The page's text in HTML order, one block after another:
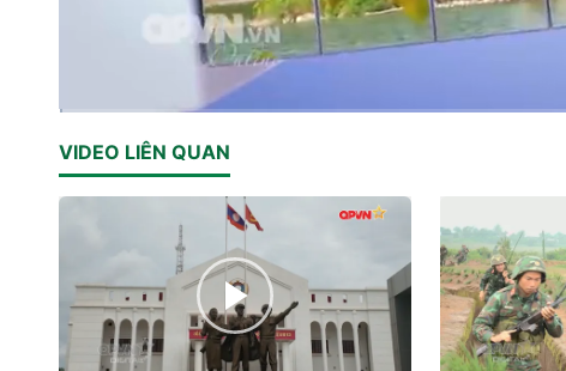
VIDEO LIÊN QUAN